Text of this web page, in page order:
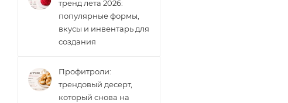
тренд лета 2026:
популярные формы,
вкусы и инвентарь для
создания
Профитроли:
трендовый десерт,
который снова на